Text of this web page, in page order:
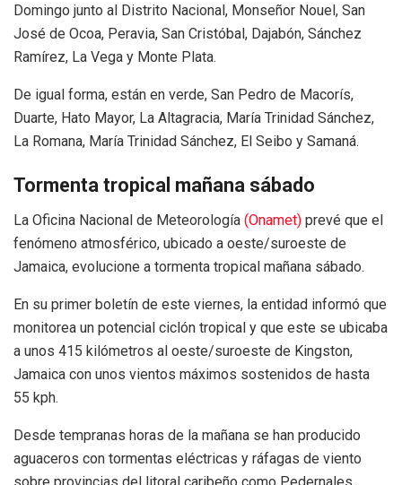
Domingo junto al Distrito Nacional, Monseñor Nouel, San
José de Ocoa, Peravia, San Cristóbal, Dajabón, Sánchez
Ramírez, La Vega y Monte Plata.
De igual forma, están en verde, San Pedro de Macorís,
Duarte, Hato Mayor, La Altagracia, María Trinidad Sánchez,
La Romana, María Trinidad Sánchez, El Seibo y Samaná.
Tormenta tropical mañana sábado
La Oficina Nacional de Meteorología (Onamet) prevé que el
fenómeno atmosférico, ubicado a oeste/suroeste de
Jamaica, evolucione a tormenta tropical mañana sábado.
En su primer boletín de este viernes, la entidad informó que
monitorea un potencial ciclón tropical y que este se ubicaba
a unos 415 kilómetros al oeste/suroeste de Kingston,
Jamaica con unos vientos máximos sostenidos de hasta
55 kph.
Desde tempranas horas de la mañana se han producido
aguaceros con tormentas eléctricas y ráfagas de viento